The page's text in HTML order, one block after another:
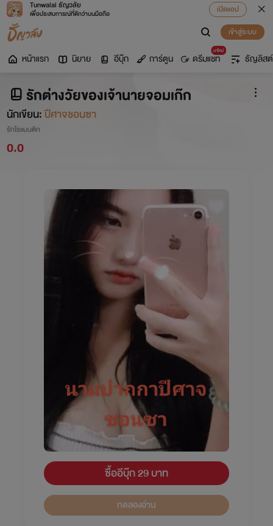
Tunwalai ธัญวลัย
เพื่อประสบการณ์ที่ดีกว่าบนมือถือ
เปิดแอป
เข้าสู่ระบบ
หน้าแรก นิยาย อีบุ๊ก การ์ตูน
มาใหม่
ดรีมแชท ธัญลิสต์
รักต่างวัยของเจ้านายจอมเก๊ก
นักเขียน:ปีศาจชอนซา
รักโรแมนติก
0.0
ซื้ออีบุ๊ก 29 บาท
ทดลองอ่าน